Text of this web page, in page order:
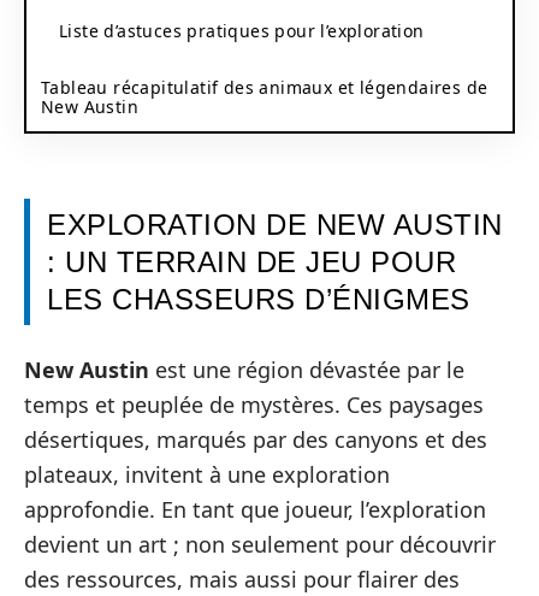
Liste d’astuces pratiques pour l’exploration
Tableau récapitulatif des animaux et légendaires de
New Austin
EXPLORATION DE NEW AUSTIN
: UN TERRAIN DE JEU POUR
LES CHASSEURS D’ÉNIGMES
New Austin est une région dévastée par le
temps et peuplée de mystères. Ces paysages
désertiques, marqués par des canyons et des
plateaux, invitent à une exploration
approfondie. En tant que joueur, l’exploration
devient un art ; non seulement pour découvrir
des ressources, mais aussi pour flairer des